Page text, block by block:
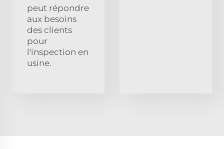
peut répondre
aux besoins
des clients
pour
l'inspection en
usine.